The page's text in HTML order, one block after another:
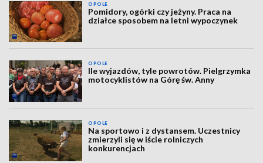
OPOLE
Pomidory, ogórki czy jeżyny. Praca na
działce sposobem na letni wypoczynek
OPOLE
Ile wyjazdów, tyle powrotów. Pielgrzymka
motocyklistów na Górę św. Anny
OPOLE
Na sportowo i z dystansem. Uczestnicy
zmierzyli się w iście rolniczych
konkurencjach